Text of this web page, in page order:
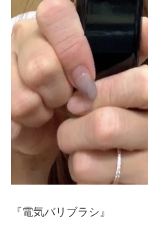
『電気バリブラシ』